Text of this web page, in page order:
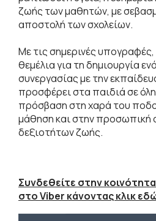
ζωής των μαθητών, με
αποστολή των σχολείων.
Με τις σημερινές υπογραφές,
θεμέλια για τη δημιουργία
συνεργασίας με την
προσφέρει στα παιδιά σε
πρόσβαση στη χαρά του
μάθηση και στην προσωπική
δεξιοτήτων ζωής.
Συνδεθείτε στην
στο Viber κάνοντας κλικ